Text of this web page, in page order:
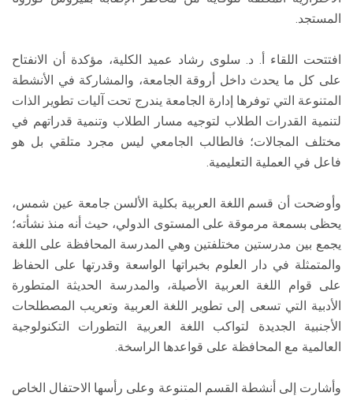
المستجد.
افتتحت اللقاء أ. د. سلوى رشاد عميد الكلية، مؤكدة أن الانفتاح
على كل ما يحدث داخل أروقة الجامعة، والمشاركة في الأنشطة
المتنوعة التي توفرها إدارة الجامعة يندرج تحت آليات تطوير الذات
لتنمية القدرات الطلاب لتوجيه مسار الطلاب وتنمية قدراتهم في
مختلف المجالات؛ فالطالب الجامعي ليس مجرد متلقي بل هو
فاعل في العملية التعليمية.
وأوضحت أن قسم اللغة العربية بكلية الألسن جامعة عين شمس،
يحظى بسمعة مرموقة على المستوى الدولي، حيث أنه منذ نشأته؛
يجمع بين مدرستين مختلفتين وهي المدرسة المحافظة على اللغة
والمتمثلة في دار العلوم بخبراتها الواسعة وقدرتها على الحفاظ
على قوام اللغة العربية الأصيلة، والمدرسة الحديثة المتطورة
الأدبية التي تسعى إلى تطوير اللغة العربية وتعريب المصطلحات
الأجنبية الجديدة لتواكب اللغة العربية التطورات التكنولوجية
العالمية مع المحافظة على قواعدها الراسخة.
وأشارت إلى أنشطة القسم المتنوعة وعلى رأسها الاحتفال الخاص